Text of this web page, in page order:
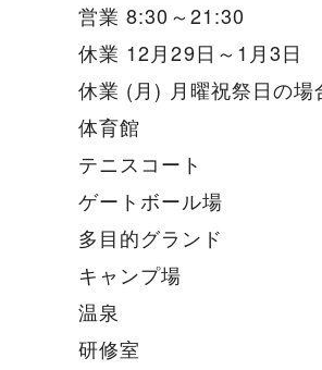
営業 8:30～21:30
休業 12月29日～1月3日
休業 (月) 月曜祝祭日の場
体育館
テニスコート
ゲートボール場
多目的グランド
キャンプ場
温泉
研修室